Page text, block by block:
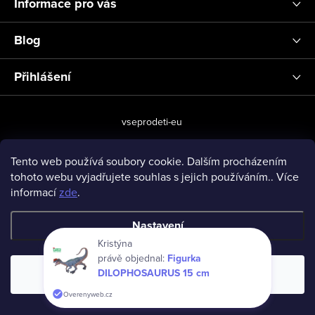
Tento web používá soubory cookie. Dalším procházením
tohoto webu vyjadřujete souhlas s jejich používáním.. Více
informacízde.
Nastavení
Souhlasím
Blog
Přihlášení
vseprodeti-eu
Copyright 2026www.vseprodeti.eu. Všechna práva vyhrazena.
Kristýna
právě objednal: Figurka
DILOPHOSAURUS 15 cm
Overenyweb.cz